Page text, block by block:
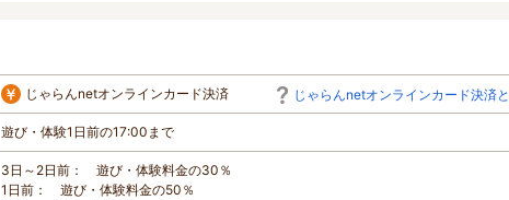
じゃらんnetオンラインカード決済 じゃらんnetオンラインカード決済
遊び・体験1日前の17:00まで
3日～2日前： 遊び・体験料金の30％
1日前： 遊び・体験料金の50％